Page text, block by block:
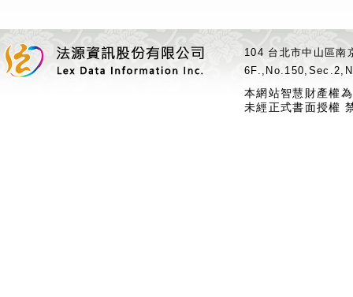
104 台北市中山區
本網站智慧財產權
未經正式書面授權